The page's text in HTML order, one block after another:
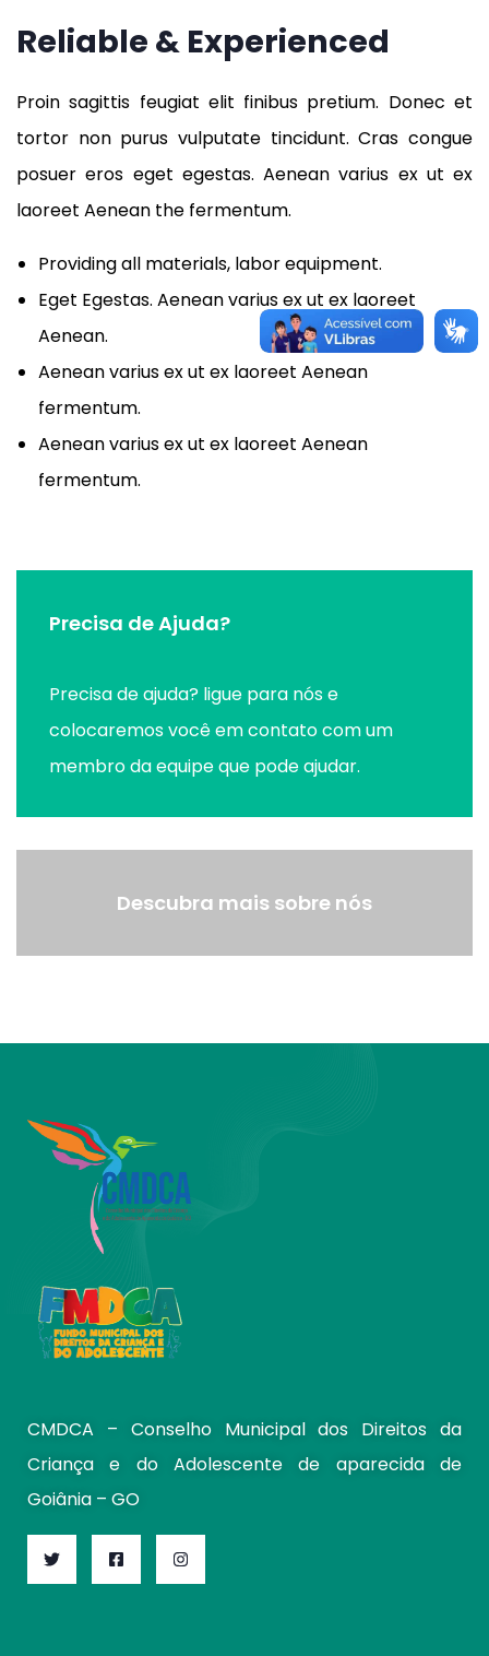
Reliable & Experienced
Proin sagittis feugiat elit finibus pretium. Donec et
tortor non purus vulputate tincidunt. Cras congue
posuer eros eget egestas. Aenean varius ex ut ex
laoreet Aenean the fermentum.
Providing all materials, labor equipment.
Eget Egestas. Aenean varius ex ut ex laoreet
Aenean.
Aenean varius ex ut ex laoreet Aenean
fermentum.
Aenean varius ex ut ex laoreet Aenean
fermentum.
Precisa de Ajuda?
Precisa de ajuda? ligue para nós e
colocaremos você em contato com um
membro da equipe que pode ajudar.
Descubra mais sobre nós
CMDCA – Conselho Municipal dos Direitos da
Criança e do Adolescente de aparecida de
Goiânia – GO